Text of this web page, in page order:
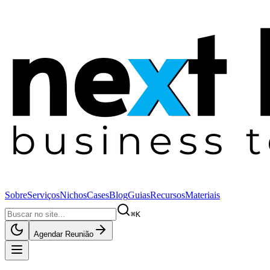
SobreServiçosNichosCasesBlogGuiasRecursosMateriais
⌘K
Agendar Reunião